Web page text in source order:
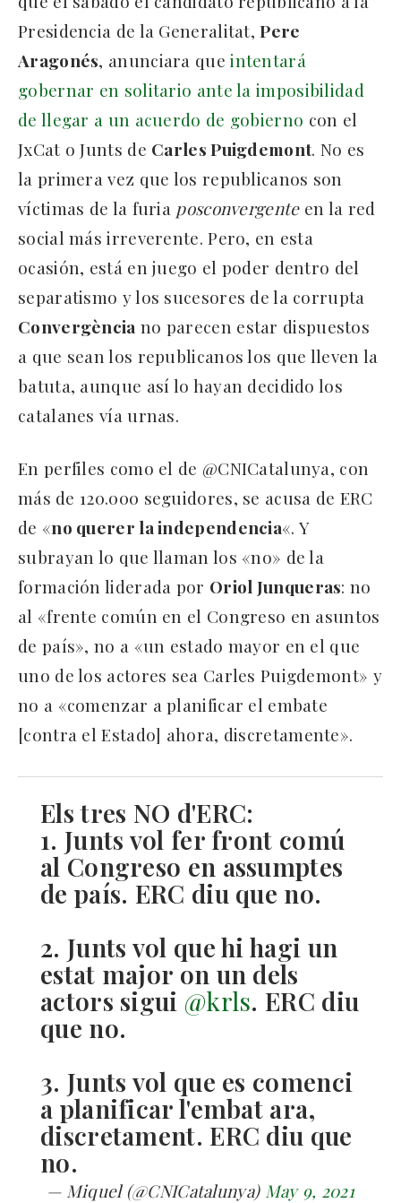
Presidencia de la Generalitat,Pere
Aragonés, anunciara queintentará
gobernar en solitario ante la imposibilidad
de llegar a un acuerdo de gobierno con el
JxCat o Junts de Carles Puigdemont. No es
la primera vez que los republicanos son
víctimas de la furia posconvergenteen la red
social más irreverente. Pero, en esta
ocasión, está en juego el poder dentro del
separatismo y los sucesores de la corrupta
Convergència no parecen estar dispuestos
a que sean los republicanos los que lleven la
batuta, aunque así lo hayan decidido los
catalanes vía urnas.
En perfiles como el de @CNICatalunya, con
más de 120.000 seguidores, se acusa de ERC
de «no querer la independencia«. Y
subrayan lo que llaman los «no» de la
formación liderada por Oriol Junqueras: no
al «frente común en el Congreso en asuntos
de país», no a «un estado mayor en el que
uno de los actores sea Carles Puigdemont» y
no a «comenzar a planificar el embate
[contra el Estado] ahora, discretamente».
Els tres NO d'ERC:
1. Junts vol fer front comú
al Congreso en assumptes
de país. ERC diu que no.
2. Junts vol que hi hagi un
estat major on un dels
actors sigui @krls. ERC diu
que no.
3. Junts vol que es comenci
a planificar l'embat ara,
discretament. ERC diu que
no.
— Miquel (@CNICatalunya) May 9, 2021